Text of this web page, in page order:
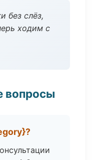
без слёз,
ходим с
вопросы